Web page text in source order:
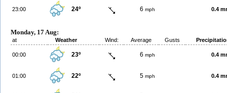
23:00 24º 6 mph 0.4
Monday, 17 Aug:
at Weather Wind: Average Gusts
00:00 23º 6 mph 0.4
01:00 22º 5 mph 0.4